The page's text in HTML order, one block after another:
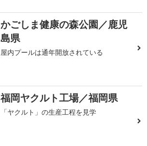
かごしま健康の森公園／鹿児
島県
屋内プールは通年開放されている
福岡ヤクルト工場／福岡県
「ヤクルト」の生産工程を見学